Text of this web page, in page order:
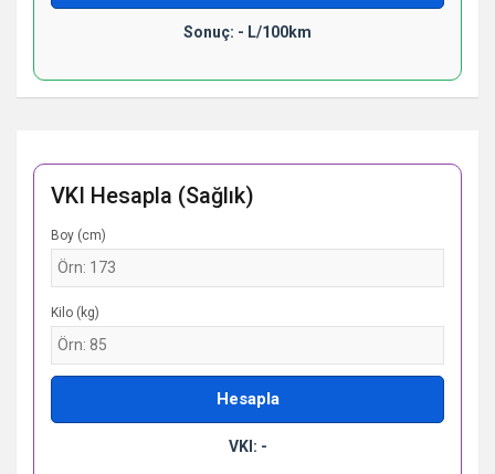
Sonuç: - L/100km
VKI Hesapla (Sağlık)
Boy (cm)
Kilo (kg)
Hesapla
VKI: -